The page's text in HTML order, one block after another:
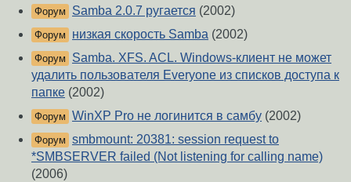
Форум Samba 2.0.7 ругается (2002)
Форум низкая скорость Samba (2002)
Форум
Samba. XFS. ACL. Windows-клиент не может
удалить пользователя Everyone из списков доступа к
папке (2002)
Форум WinXP Pro не логинится в самбу (2002)
Форум smbmount: 20381: session request to
*SMBSERVER failed (Not listening for calling name)
(2006)